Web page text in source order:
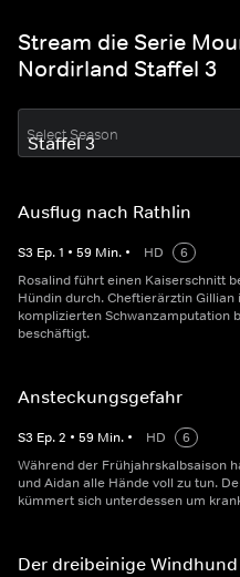
Stream die Serie
Nordirland Staffel 3
Select Season
Ausflug nach Rathlin
S3 Ep.1 • 59 Min. • HD
6
Rosalind führt einen Kaiserschnitt
Hündin durch. Cheftierärztin
komplizierten Schwanzamputation
beschäftigt.
Ansteckungsgefahr
S3 Ep.2 • 59 Min. • HD
6
Während der Frühjahrskalbsaison
und Aidan alle Hände voll zu tun.
kümmert sich unterdessen um
Der dreibeinige Windhund